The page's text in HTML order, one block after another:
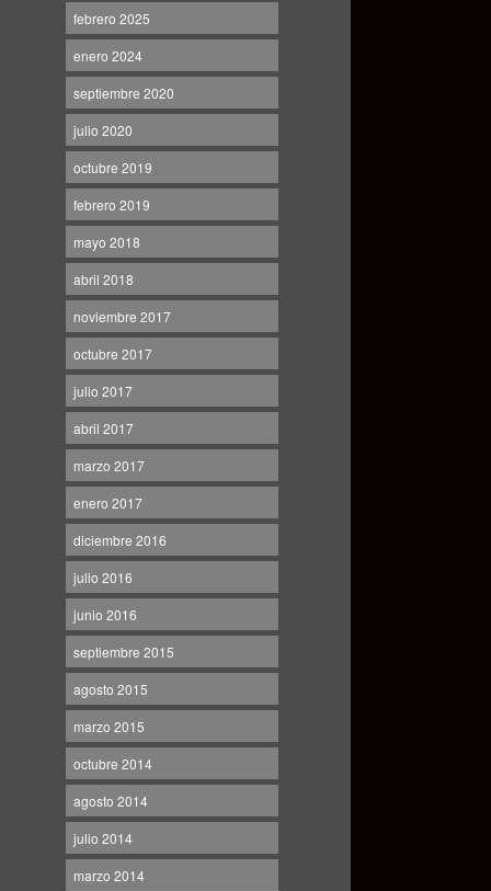
febrero 2025
enero 2024
septiembre 2020
julio 2020
octubre 2019
febrero 2019
mayo 2018
abril 2018
noviembre 2017
octubre 2017
julio 2017
abril 2017
marzo 2017
enero 2017
diciembre 2016
julio 2016
junio 2016
septiembre 2015
agosto 2015
marzo 2015
octubre 2014
agosto 2014
julio 2014
marzo 2014